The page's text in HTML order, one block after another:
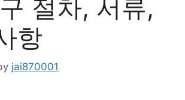
절차, 서류,
항
jai870001